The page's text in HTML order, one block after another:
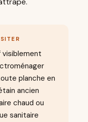
planche en
ancien
chaud ou
sanitaire